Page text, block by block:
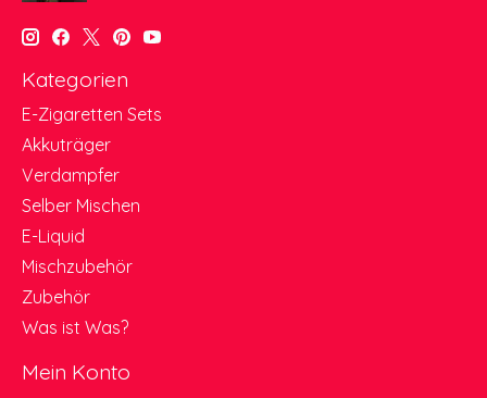
Kategorien
E-Zigaretten Sets
Akkuträger
Verdampfer
Selber Mischen
E-Liquid
Mischzubehör
Zubehör
Was ist Was?
Mein Konto